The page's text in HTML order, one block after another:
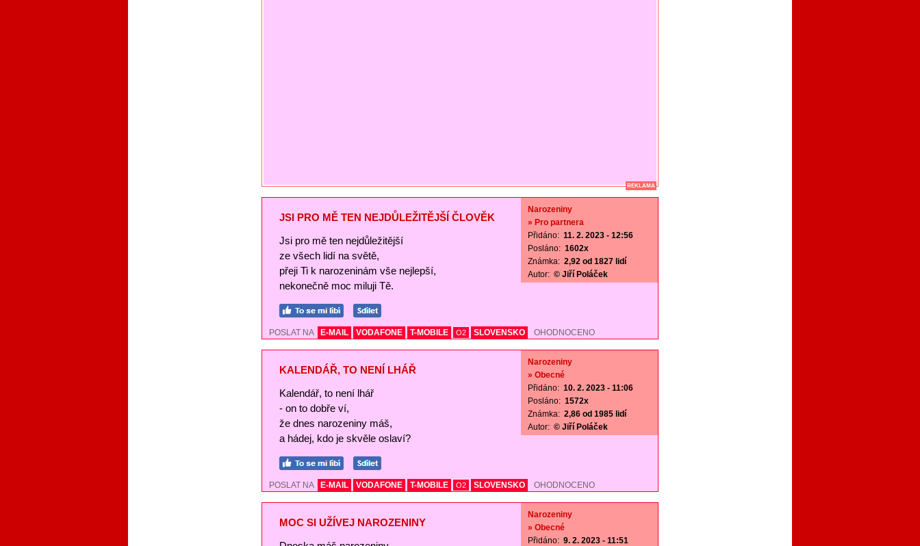
REKLAMA
JSI PRO MĚ TEN NEJDŮLEŽITĚJŠÍ ČLOVĚK
Jsi pro mě ten nejdůležitější
ze všech lidí na světě,
přeji Ti k narozeninám vše nejlepší,
nekonečně moc miluji Tě.
Narozeniny
» Pro partnera
Přidáno: 11. 2. 2023 - 12:56
Posláno: 1602x
Známka: 2,92 od 1827 lidí
Autor: © Jiří Poláček
POSLAT NA E-MAIL VODAFONE T-MOBILE O2 SLOVENSKO OHODNOCENO
KALENDÁŘ, TO NENÍ LHÁŘ
Kalendář, to není lhář
- on to dobře ví,
že dnes narozeniny máš,
a hádej, kdo je skvěle oslaví?
Narozeniny
» Obecné
Přidáno: 10. 2. 2023 - 11:06
Posláno: 1572x
Známka: 2,86 od 1985 lidí
Autor: © Jiří Poláček
POSLAT NA E-MAIL VODAFONE T-MOBILE O2 SLOVENSKO OHODNOCENO
MOC SI UŽÍVEJ NAROZENINY
Narozeniny
» Obecné
Přidáno: 9. 2. 2023 - 11:51